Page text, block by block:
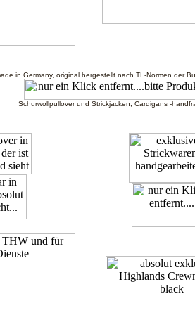
in Germany, original hergestellt nach TL-Normen der
Schurwollpullover und Strickjacken, Cardigans -